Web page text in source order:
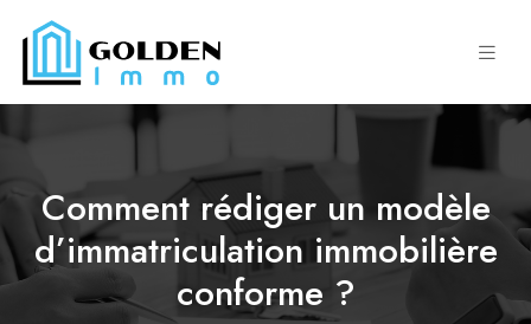
Comment rédiger un modèle
d’immatriculation immobilière
conforme ?